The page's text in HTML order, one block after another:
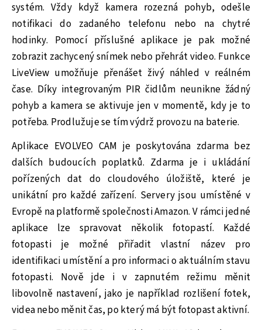
systém. Vždy když kamera rozezná pohyb, odešle
notifikaci do zadaného telefonu nebo na chytré
hodinky. Pomocí příslušné aplikace je pak možné
zobrazit zachycený snímek nebo přehrát video. Funkce
LiveView umožňuje přenášet živý náhled v reálném
čase. Díky integrovaným PIR čidlům neunikne žádný
pohyb a kamera se aktivuje jen v momentě, kdy je to
potřeba. Prodlužuje se tím výdrž provozu na baterie.
Aplikace EVOLVEO CAM je poskytována zdarma bez
dalších budoucích poplatků. Zdarma je i ukládání
pořízených dat do cloudového úložiště, které je
unikátní pro každé zařízení. Servery jsou umístěné v
Evropě na platformě společnosti Amazon. V rámci jedné
aplikace lze spravovat několik fotopastí. Každé
fotopasti je možné přiřadit vlastní název pro
identifikaci umístění a pro informaci o aktuálním stavu
fotopasti. Nově jde i v zapnutém režimu měnit
libovolně nastavení, jako je například rozlišení fotek,
videa nebo měnit čas, po který má být fotopast aktivní.